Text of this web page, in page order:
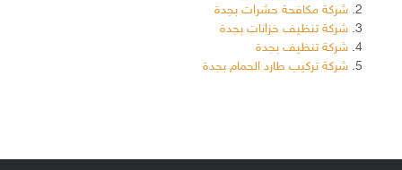
شركة مكافحة حشرات بجدة
شركة تنظيف خزانات بجدة
شركة تنظيف بجدة
شركة تركيب طارد الحمام بجدة